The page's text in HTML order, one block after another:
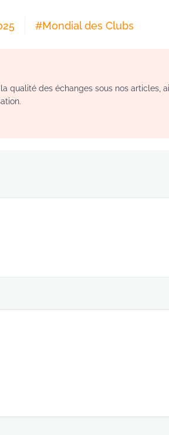
#Mondial des Clubs
qualité des échanges sous nos articles,